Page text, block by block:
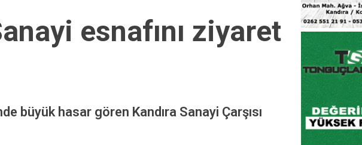
esnafını ziyaret
büyük hasar gören Kandıra Sanayi Çarşısı